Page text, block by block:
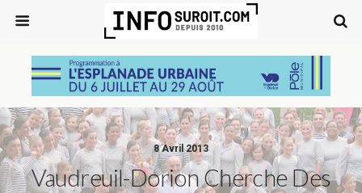
8 Avril 2013
Vaudreuil-Dorion Cherche Des